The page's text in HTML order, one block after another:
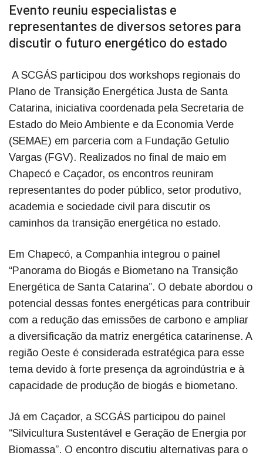
Evento reuniu especialistas e
representantes de diversos setores para
discutir o futuro energético do estado
A SCGÁS participou dos workshops regionais do
Plano de Transição Energética Justa de Santa
Catarina, iniciativa coordenada pela Secretaria de
Estado do Meio Ambiente e da Economia Verde
(SEMAE) em parceria com a Fundação Getulio
Vargas (FGV). Realizados no final de maio em
Chapecó e Caçador, os encontros reuniram
representantes do poder público, setor produtivo,
academia e sociedade civil para discutir os
caminhos da transição energética no estado.
Em Chapecó, a Companhia integrou o painel
“Panorama do Biogás e Biometano na Transição
Energética de Santa Catarina”. O debate abordou o
potencial dessas fontes energéticas para contribuir
com a redução das emissões de carbono e ampliar
a diversificação da matriz energética catarinense. A
região Oeste é considerada estratégica para esse
tema devido à forte presença da agroindústria e à
capacidade de produção de biogás e biometano.
Já em Caçador, a SCGÁS participou do painel
“Silvicultura Sustentável e Geração de Energia por
Biomassa”. O encontro discutiu alternativas para o